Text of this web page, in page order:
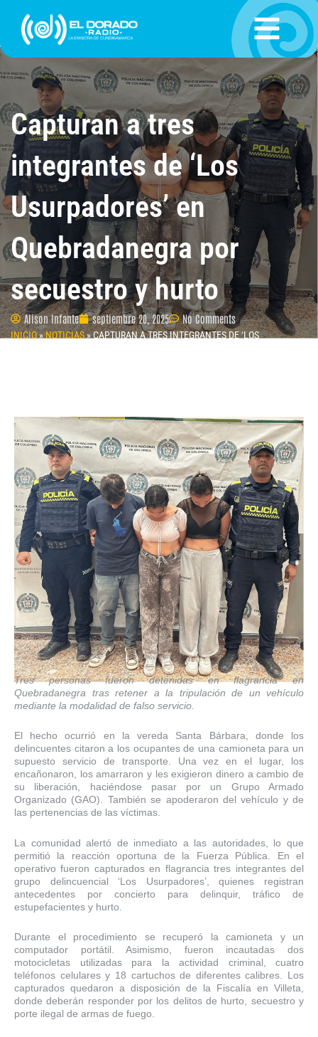
contenido
Capturan a tres
integrantes de ‘Los
Usurpadores’ en
Quebradanegra por
secuestro y hurto
Alison Infante septiembre 20, 2025 No Comments
INICIO»NOTICIAS»CAPTURAN A TRES INTEGRANTES DE ‘LOS
Tres personas fueron detenidas en flagrancia en
Quebradanegra tras retener a la tripulación de un vehículo
mediante la modalidad de falso servicio.
El hecho ocurrió en la vereda Santa Bárbara, donde los
delincuentes citaron a los ocupantes de una camioneta para un
supuesto servicio de transporte. Una vez en el lugar, los
encañonaron, los amarraron y les exigieron dinero a cambio de
su liberación, haciéndose pasar por un Grupo Armado
Organizado (GAO). También se apoderaron del vehículo y de
las pertenencias de las víctimas.
La comunidad alertó de inmediato a las autoridades, lo que
permitió la reacción oportuna de la Fuerza Pública. En el
operativo fueron capturados en flagrancia tres integrantes del
grupo delincuencial ‘Los Usurpadores’, quienes registran
antecedentes por concierto para delinquir, tráfico de
estupefacientes y hurto.
Durante el procedimiento se recuperó la camioneta y un
computador portátil. Asimismo, fueron incautadas dos
motocicletas utilizadas para la actividad criminal, cuatro
teléfonos celulares y 18 cartuchos de diferentes calibres. Los
capturados quedaron a disposición de la Fiscalía en Villeta,
donde deberán responder por los delitos de hurto, secuestro y
porte ilegal de armas de fuego.